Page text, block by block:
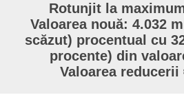
Rotunjit la
Valoarea nouă: 4.032
scăzut) procentual cu
procente) din
Valoarea reducerii